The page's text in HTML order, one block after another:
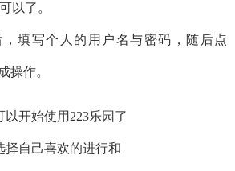
以了。
填写个人的用户名与密码，随后点
操作。
开始使用223乐园了
择自己喜欢的进行和